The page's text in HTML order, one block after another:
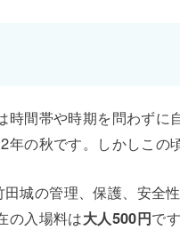
時間帯や時期を問わず
の秋です。しかしこの
城の管理、保護、安全
の入場料は大人500円です